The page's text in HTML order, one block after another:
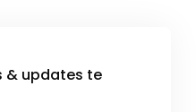
& updates te